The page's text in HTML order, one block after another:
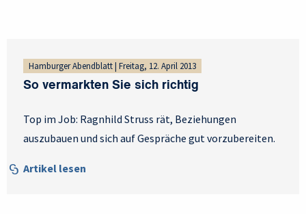
Hamburger Abendblatt | Freitag, 12. April 2013
So vermarkten Sie sich richtig
Top im Job: Ragnhild Struss rät, Beziehungen
auszubauen und sich auf Gespräche gut vorzubereiten.
Artikel lesen